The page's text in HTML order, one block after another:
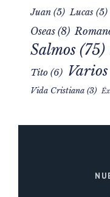
Juan (5) Lucas (5)
Oseas (8)
Salmos (75)
Tito (6)
Vida Cristiana (3)